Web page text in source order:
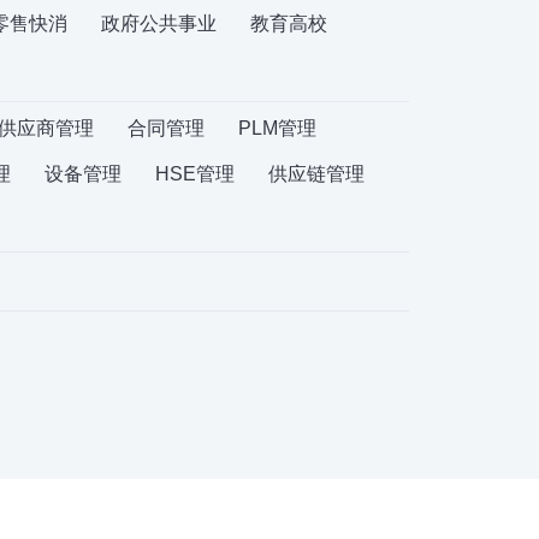
售快消 政府公共事业 教育高校
应商管理 合同管理 PLM管理
设备管理 HSE管理 供应链管理